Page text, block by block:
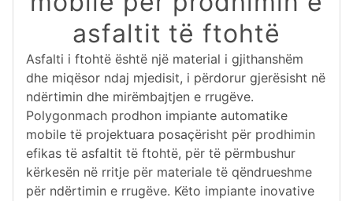
asfaltit të ftohtë
Asfalti i ftohtë është një material i gjithanshëm
dhe miqësor ndaj mjedisit, i përdorur gjerësisht në
ndërtimin dhe mirëmbajtjen e rrugëve.
Polygonmach prodhon impiante automatike
mobile të projektuara posaçërisht për prodhimin
efikas të asfaltit të ftohtë, për të përmbushur
kërkesën në rritje për materiale të qëndrueshme
për ndërtimin e rrugëve. Këto impiante inovative